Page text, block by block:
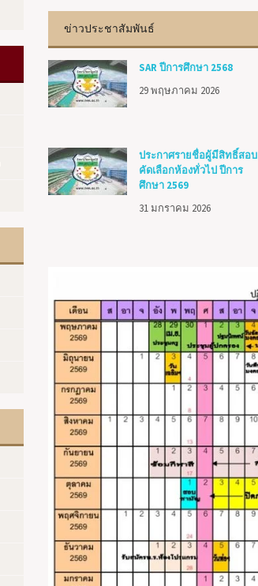
ข่าวประชาสัมพันธ์
SAR ปีการศึกษา 2568
29 พฤษภาคม 2026
ประกาศรายชื่อผู้มีสิทธิ์สอบ
คัดเลือกห้องทั่วไป ปีการ
ศึกษา 2569
31 มกราคม 2026